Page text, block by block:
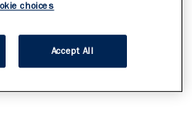
ITEM 01 (CURRENT SLIDE)
ITEM 02
choices
Accept All